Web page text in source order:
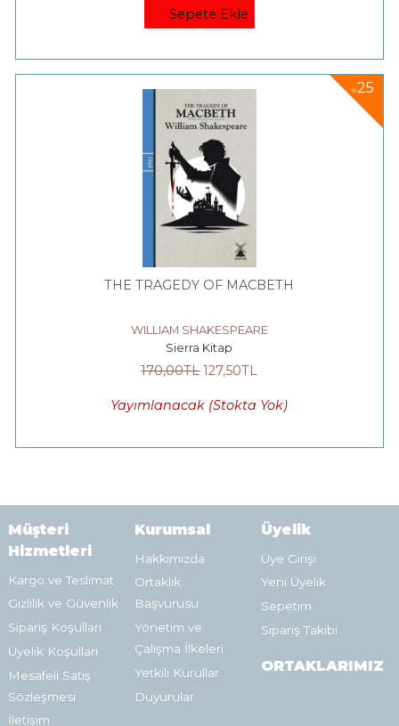
Sepete Ekle
%25
THE TRAGEDY OF MACBETH
WILLIAM SHAKESPEARE
Sierra Kitap
170,00TL 127,50TL
Yayımlanacak (Stokta Yok)
Müşteri
Hizmetleri
Kargo ve Teslimat
Gizlilik ve Güvenlik
Sipariş Koşulları
Üyelik Koşulları
Mesafeli Satış
Sözleşmesi
İletişim
Kurumsal
Hakkımızda
Ortaklık
Başvurusu
Yönetim ve
Çalışma İlkeleri
Yetkili Kurullar
Duyurular
Üyelik
Üye Girişi
Yeni Üyelik
Sepetim
Sipariş Takibi
ORTAKLARIMIZ